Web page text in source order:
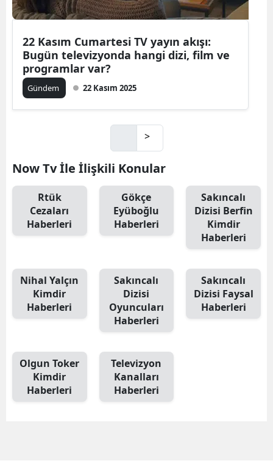
22 Kasım Cumartesi TV yayın akışı:
Bugün televizyonda hangi dizi, film ve
programlar var?
Gündem 22 Kasım 2025
>
Now Tv İle İlişkili Konular
Rtük
Cezaları
Haberleri
Gökçe
Eyüboğlu
Haberleri
Sakıncalı
Dizisi Berfin
Kimdir
Haberleri
Nihal Yalçın
Kimdir
Haberleri
Sakıncalı
Dizisi
Oyuncuları
Haberleri
Sakıncalı
Dizisi Faysal
Haberleri
Olgun Toker
Kimdir
Haberleri
Televizyon
Kanalları
Haberleri